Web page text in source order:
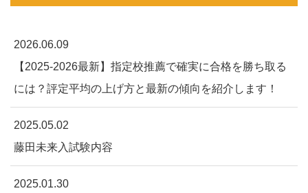
2026.06.09
【2025-2026最新】指定校推薦で確実に合格を勝ち取る
には？評定平均の上げ方と最新の傾向を紹介します！
2025.05.02
藤田未来入試験内容
2025.01.30